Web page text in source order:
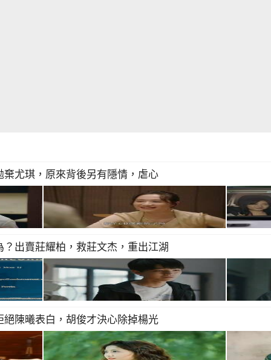
棄尤琪，原來背後另有隱情，虐心
？出賣莊耀柏，救莊文杰，重出江湖
絕陳曦表白，胡俊才決心除掉楊光